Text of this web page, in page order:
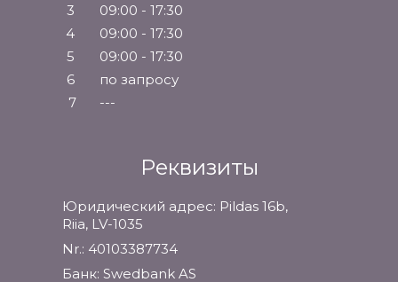
3
09:00 - 17:30
4
09:00 - 17:30
5
09:00 - 17:30
6
по запросу
7
---
Реквизиты
Юридический адрес: Pildas 16b,
Riia, LV-1035
Nr.: 40103387734
Банк: Swedbank AS